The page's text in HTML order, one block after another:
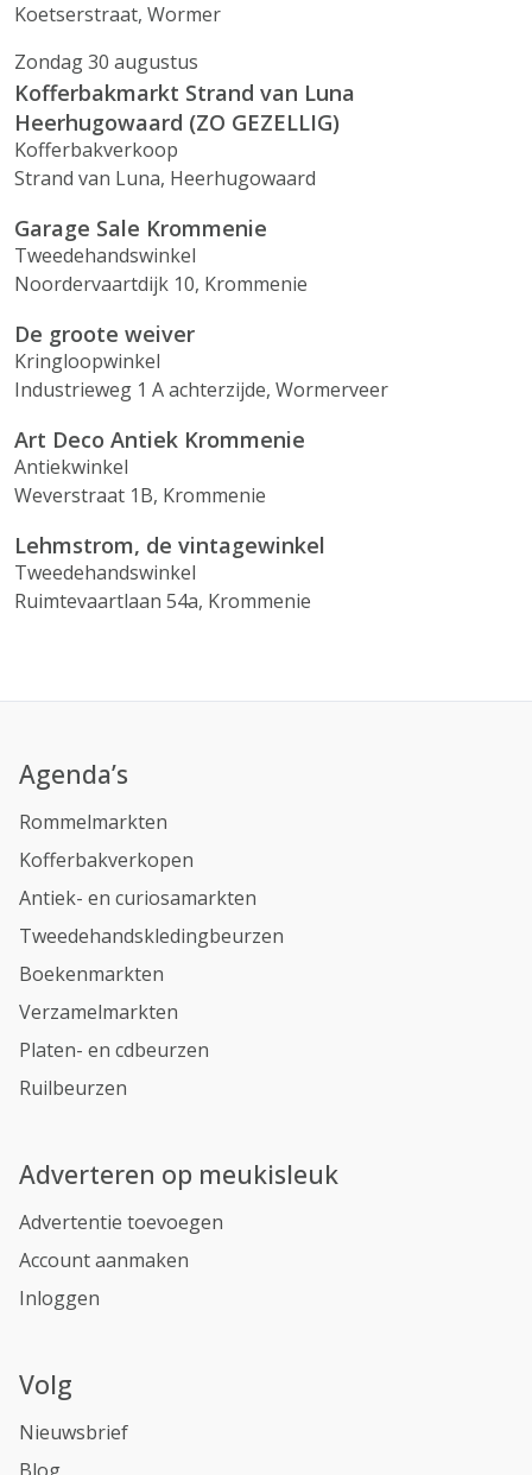
Koetserstraat, Wormer
Zondag 30 augustus
Kofferbakmarkt Strand van Luna
Heerhugowaard (ZO GEZELLIG)
Kofferbakverkoop
Strand van Luna, Heerhugowaard
Garage Sale Krommenie
Tweedehandswinkel
Noordervaartdijk 10, Krommenie
De groote weiver
Kringloopwinkel
Industrieweg 1 A achterzijde, Wormerveer
Art Deco Antiek Krommenie
Antiekwinkel
Weverstraat 1B, Krommenie
Lehmstrom, de vintagewinkel
Tweedehandswinkel
Ruimtevaartlaan 54a, Krommenie
Agenda’s
Rommelmarkten
Kofferbakverkopen
Antiek- en curiosamarkten
Tweedehandskledingbeurzen
Boekenmarkten
Verzamelmarkten
Platen- en cdbeurzen
Ruilbeurzen
Adverteren op meukisleuk
Advertentie toevoegen
Account aanmaken
Inloggen
Volg
Nieuwsbrief